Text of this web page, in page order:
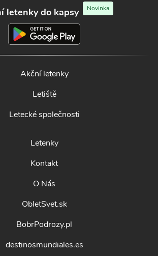
letenky do kapsy Novinka
Akční letenky
Letiště
Letecké společnosti
Letenky
Kontakt
O Nás
ObletSvet.sk
BobrPodrozy.pl
destinosmundiales.es